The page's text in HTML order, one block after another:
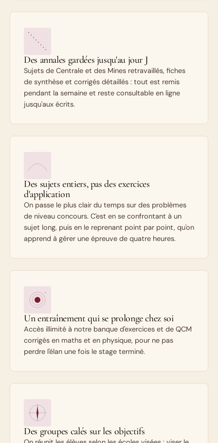
Des annales gardées jusqu'au jour J
Sujets de Centrale et des Mines retravaillés, fiches
de synthèse et corrigés détaillés : tout est remis
pendant la semaine et reste consultable en ligne
jusqu'aux écrits.
Des sujets entiers, pas des exercices
d'application
On passe le plus clair du temps sur des problèmes
de niveau concours. C'est en se confrontant à un
sujet long, puis en le reprenant point par point, qu'on
apprend à gérer une épreuve de quatre heures.
Un entraînement qui se prolonge chez soi
Accès illimité à notre banque d'exercices et de QCM
corrigés en maths et en physique, pour ne pas
perdre l'élan une fois le stage terminé.
Des groupes calés sur les objectifs